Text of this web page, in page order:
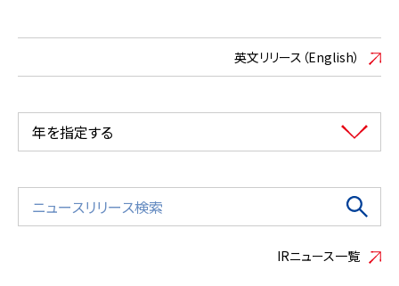
英文リリース（English）
年を指定する
IRニュース一覧